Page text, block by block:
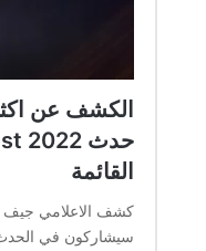
القائمة
كشف الاعلامي جيف